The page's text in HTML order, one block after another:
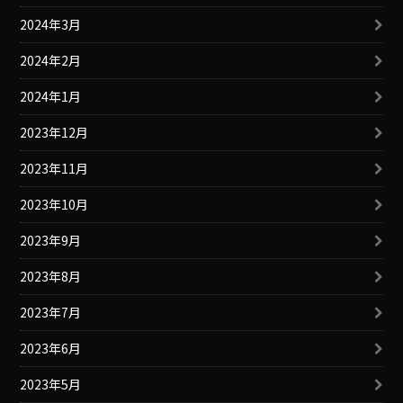
2024年3月
2024年2月
2024年1月
2023年12月
2023年11月
2023年10月
2023年9月
2023年8月
2023年7月
2023年6月
2023年5月